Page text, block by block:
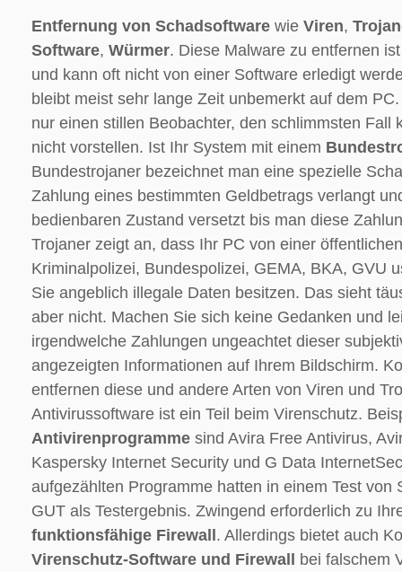
Entfernung von Schadsoftware wie Viren,
Software, Würmer. Diese Malware zu entfernen
und kann oft nicht von einer Software erledigt
bleibt meist sehr lange Zeit unbemerkt auf dem
nur einen stillen Beobachter, den schlimmsten Fall
nicht vorstellen. Ist Ihr System mit einem
Bundestrojaner bezeichnet man eine spezielle
Zahlung eines bestimmten Geldbetrags verlangt
bedienbaren Zustand versetzt bis man diese
Trojaner zeigt an, dass Ihr PC von einer
Kriminalpolizei, Bundespolizei, GEMA, BKA, GVU
Sie angeblich illegale Daten besitzen. Das sieht
aber nicht. Machen Sie sich keine Gedanken und
irgendwelche Zahlungen ungeachtet dieser
angezeigten Informationen auf Ihrem Bildschirm.
entfernen diese und andere Arten von Viren und
Antivirussoftware ist ein Teil beim Virenschutz.
Antivirenprogramme sind Avira Free Antivirus,
Kaspersky Internet Security und G Data
aufgezählten Programme hatten in einem Test von
GUT als Testergebnis. Zwingend erforderlich zu
funktionsfähige Firewall. Allerdings bietet auch
Virenschutz-Software und Firewall bei falschem